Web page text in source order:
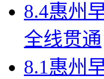
8.4惠州
全线贯通
8.1惠州